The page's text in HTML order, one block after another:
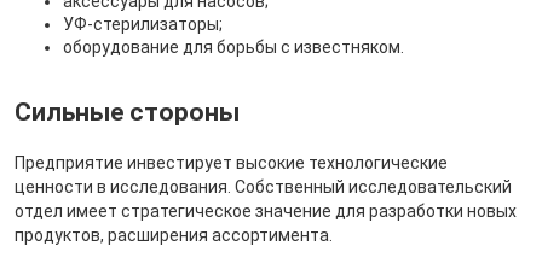
УФ-стерилизаторы;
оборудование для борьбы с известняком.
Сильные стороны
Предприятие инвестирует высокие технологические
ценности в исследования. Собственный исследовательский
отдел имеет стратегическое значение для разработки новых
продуктов, расширения ассортимента.